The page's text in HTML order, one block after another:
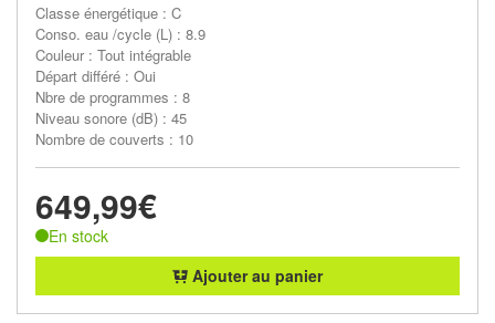
Classe énergétique : C
Conso. eau /cycle (L) : 8.9
Couleur : Tout intégrable
Départ différé : Oui
Nbre de programmes : 8
Niveau sonore (dB) : 45
Nombre de couverts : 10
649,99€
En stock
Ajouter au panier